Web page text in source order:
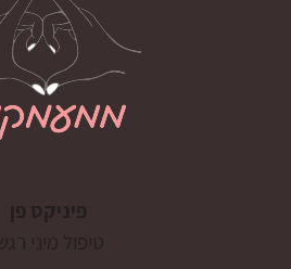
פיניקס פן
טיפול מיני רגשי